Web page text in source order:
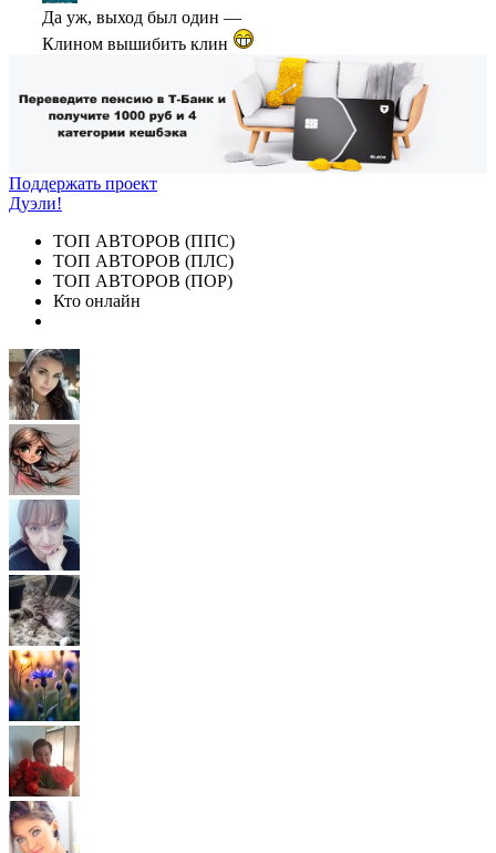
Да уж, выход был один —
Клином вышибить клин
Поддержать проект
Дуэли!
ТОП АВТОРОВ (ППС)
ТОП АВТОРОВ (ПЛС)
ТОП АВТОРОВ (ПОР)
Кто онлайн